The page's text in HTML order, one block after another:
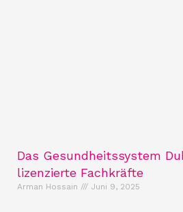
Das Gesundheitssystem
lizenzierte Fachkräfte
Arman Hossain Juni 9, 2025